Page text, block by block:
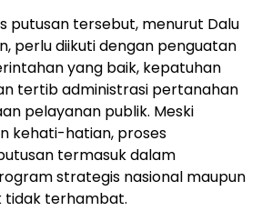
putusan tersebut, menurut Dalu
perlu diikuti dengan penguatan
yang baik, kepatuhan
tertib administrasi pertanahan
pelayanan publik. Meski
kehati-hatian, proses
termasuk dalam
strategis nasional maupun
tidak terhambat.